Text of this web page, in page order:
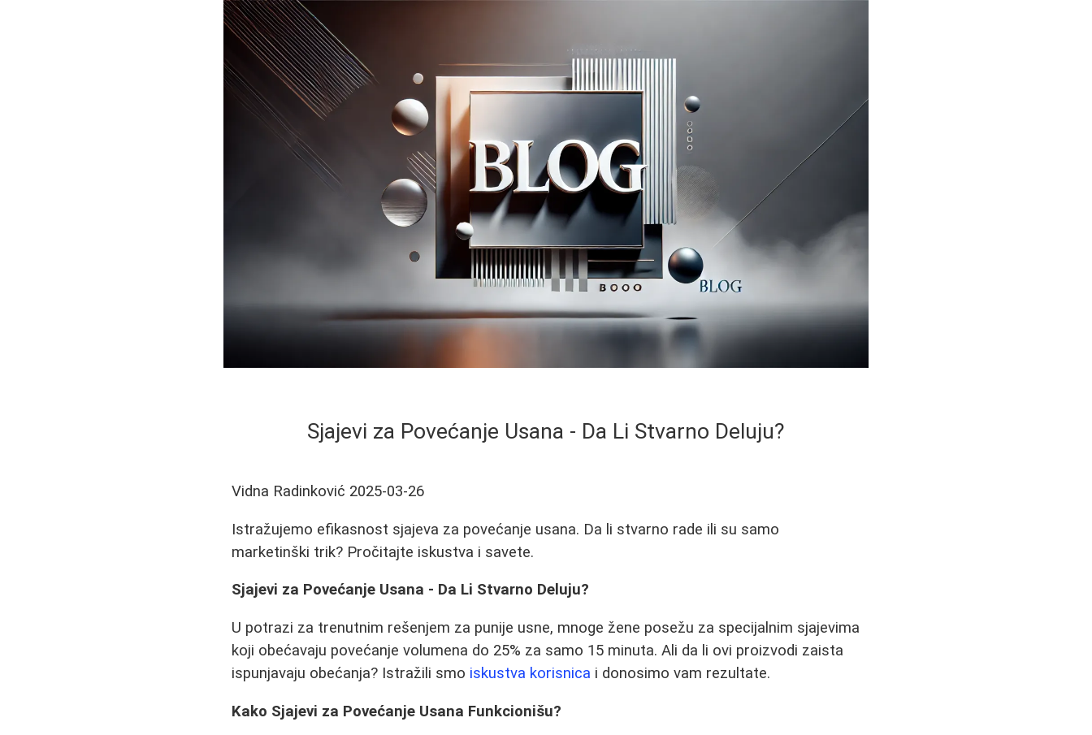
Sjajevi za Povećanje Usana - Da Li Stvarno Deluju?
Vidna Radinković 2025-03-26
Istražujemo efikasnost sjajeva za povećanje usana. Da li stvarno rade ili su samo
marketinški trik? Pročitajte iskustva i savete.
Sjajevi za Povećanje Usana - Da Li Stvarno Deluju?
U potrazi za trenutnim rešenjem za punije usne, mnoge žene posežu za specijalnim sjajevima
koji obećavaju povećanje volumena do 25% za samo 15 minuta. Ali da li ovi proizvodi zaista
ispunjavaju obećanja? Istražili smo iskustva korisnica i donosimo vam rezultate.
Kako Sjajevi za Povećanje Usana Funkcionišu?